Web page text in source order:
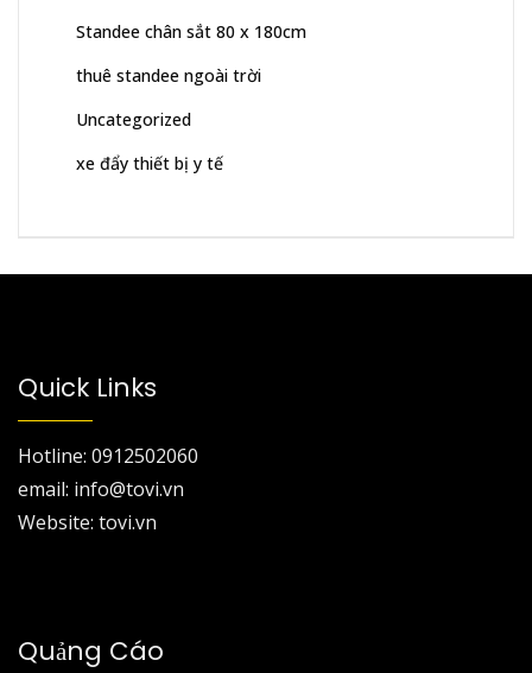
Standee chân sắt 80 x 180cm
thuê standee ngoài trời
Uncategorized
xe đẩy thiết bị y tế
Quick Links
Hotline: 0912502060
email: info@tovi.vn
Website: tovi.vn
Quảng Cáo